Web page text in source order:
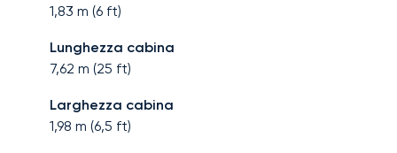
1,83 m (6 ft)
Lunghezza cabina
7,62 m (25 ft)
Larghezza cabina
1,98 m (6,5 ft)